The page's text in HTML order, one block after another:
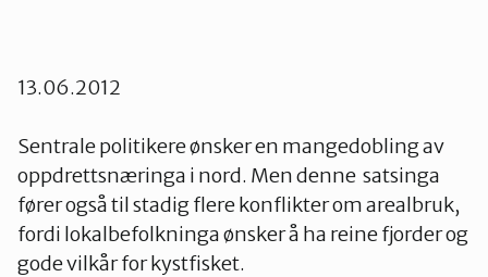
13.06.2012
Sentrale politikere ønsker en mangedobling av
oppdrettsnæringa i nord. Men denne satsinga
fører også til stadig flere konflikter om arealbruk,
fordi lokalbefolkninga ønsker å ha reine fjorder og
gode vilkår for kystfisket.